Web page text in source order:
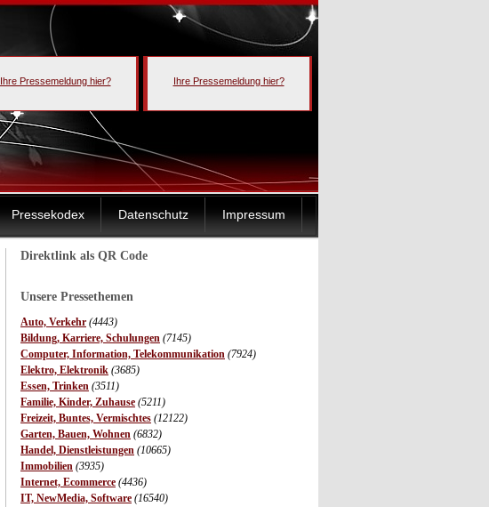
Ihre Pressemeldung hier? Ihre Pressemeldung hier?
Pressekodex Datenschutz Impressum
Direktlink als QR Code
Unsere Pressethemen
Auto, Verkehr (4443)
Bildung, Karriere, Schulungen (7145)
Computer, Information, Telekommunikation (7924)
Elektro, Elektronik (3685)
Essen, Trinken (3511)
Familie, Kinder, Zuhause (5211)
Freizeit, Buntes, Vermischtes (12122)
Garten, Bauen, Wohnen (6832)
Handel, Dienstleistungen (10665)
Immobilien (3935)
Internet, Ecommerce (4436)
IT, NewMedia, Software (16540)